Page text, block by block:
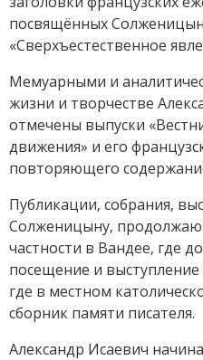
посвящённых
«Сверхъестественное
Мемуарными и
жизни и творчестве
отмечены выпуски
движения» и его
повторяющего
Публикации, собрания,
Солженицыну,
частности в Вандее, где
посещение и
где в местном
сборник памяти писателя.
Александр Исаевич